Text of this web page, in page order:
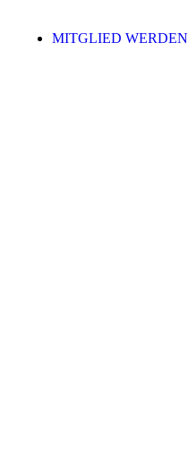
MITGLIED WERDEN